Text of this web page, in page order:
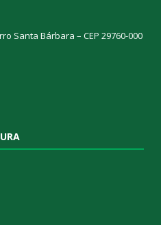
Santa Bárbara – CEP 29760-000